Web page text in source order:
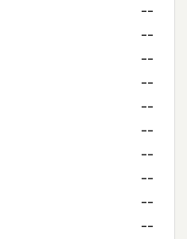
--
--
--
--
--
--
--
--
--
--